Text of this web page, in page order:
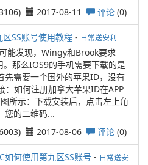
2017-08-11 评论 (0)
SS账号使用教程 - 日常送安利
能发现，Wingy和Brook要求
那么IOS9的手机需要下载的是
先需要一个国外的苹果ID，没有
：如何注册加拿大苹果ID在APP
所示：下载安装后，点击左上角
您的二维码...
2017-08-06 评论 (0)
如何使用第九区SS账号 - 日常送安